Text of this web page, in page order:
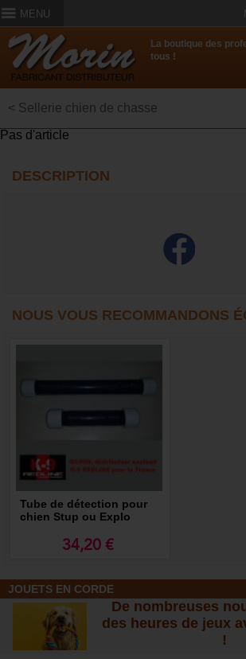
MENU
La boutique des
tous !
< Sellerie chien de chasse
Pas d'article
DESCRIPTION
NOUS VOUS RECOMMANDONS
Tube de détection pour
chien Stup ou Explo
34,20 €
JOUETS EN CORDE
De nombreuses
des heures de jeux
!